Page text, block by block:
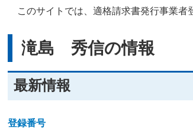
このサイトでは、適格請求書発行事業者
滝島 秀信の情報
最新情報
登録番号